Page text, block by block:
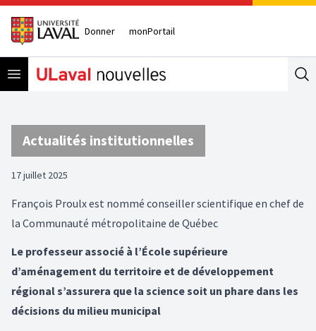
Donner monPortail
Open menu
Actualités institutionnelles
17 juillet 2025
François Proulx est nommé conseiller scientifique en chef de
la Communauté métropolitaine de Québec
Le professeur associé à l’École supérieure
d’aménagement du territoire et de développement
régional s’assurera que la science soit un phare dans les
décisions du milieu municipal